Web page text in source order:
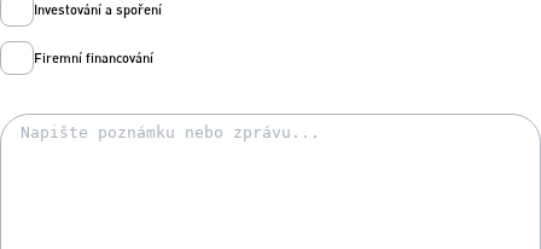
Investování a spoření
Firemní financování